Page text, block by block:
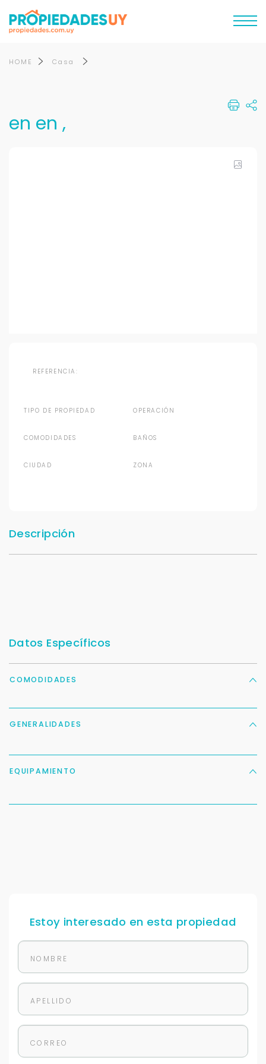
HOME Casa
en en ,
REFERENCIA:
TIPO DE PROPIEDAD OPERACIÓN
COMODIDADES BAÑOS
CIUDAD ZONA
Descripción
Datos Específicos
COMODIDADES
GENERALIDADES
EQUIPAMIENTO
Estoy interesado en esta propiedad